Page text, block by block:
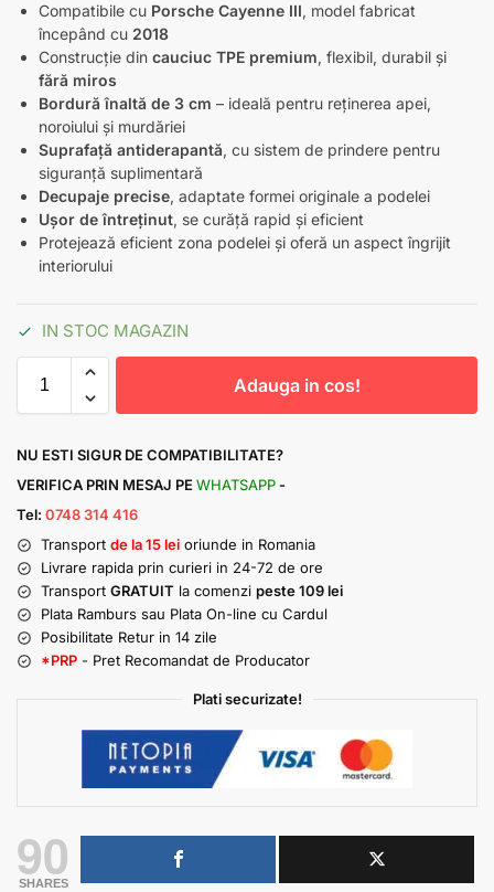
Compatibile cu Porsche Cayenne III, model fabricat
începând cu 2018
Construcție din cauciuc TPE premium, flexibil, durabil și
fără miros
Bordură înaltă de 3 cm – ideală pentru reținerea apei,
noroiului și murdăriei
Suprafață antiderapantă, cu sistem de prindere pentru
siguranță suplimentară
Decupaje precise, adaptate formei originale a podelei
Ușor de întreținut, se curăță rapid și eficient
Protejează eficient zona podelei și oferă un aspect îngrijit
interiorului
IN STOC MAGAZIN
Adauga in cos!
NU ESTI SIGUR DE COMPATIBILITATE?
VERIFICA PRIN MESAJ PE WHATSAPP -
Tel: 0748 314 416
Transport de la 15 lei oriunde in Romania
Livrare rapida prin curieri in 24-72 de ore
Transport GRATUIT la comenzi peste 109 lei
Plata Ramburs sau Plata On-line cu Cardul
Posibilitate Retur in 14 zile
*PRP - Pret Recomandat de Producator
Plati securizate!
90
SHARES